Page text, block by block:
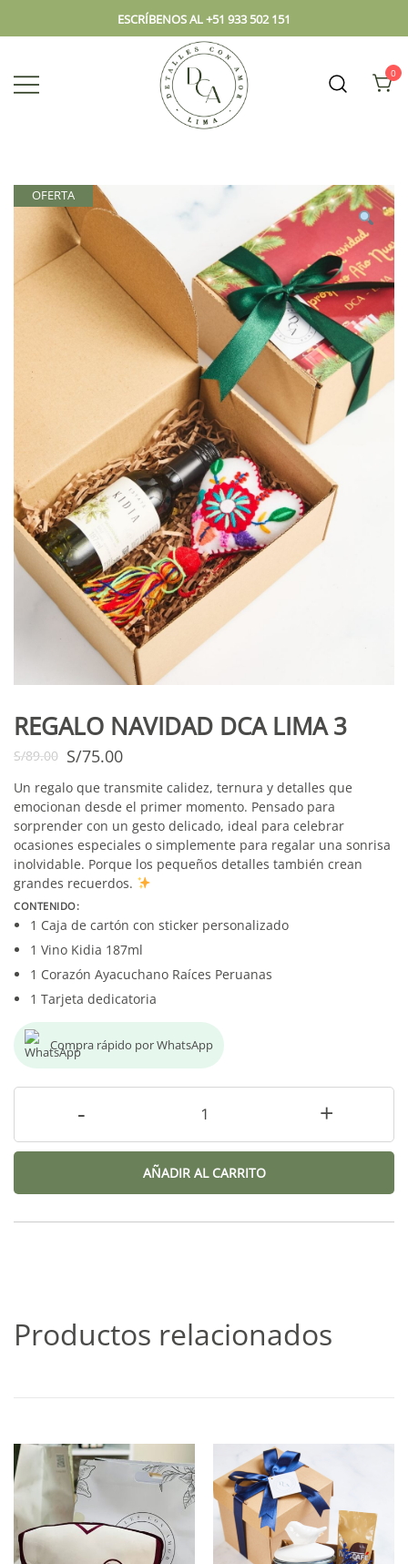
ESCRÍBENOS AL +51 933 502 151
0
OFERTA
REGALO NAVIDAD DCA LIMA 3
S/89.00 S/75.00
Un regalo que transmite calidez, ternura y detalles que
emocionan desde el primer momento. Pensado para
sorprender con un gesto delicado, ideal para celebrar
ocasiones especiales o simplemente para regalar una sonrisa
inolvidable. Porque los pequeños detalles también crean
grandes recuerdos.
CONTENIDO:
1 Caja de cartón con sticker personalizado
1 Vino Kidia 187ml
1 Corazón Ayacuchano Raíces Peruanas
1 Tarjeta dedicatoria
Compra rápido por WhatsApp
- +
AÑADIR AL CARRITO
Productos relacionados